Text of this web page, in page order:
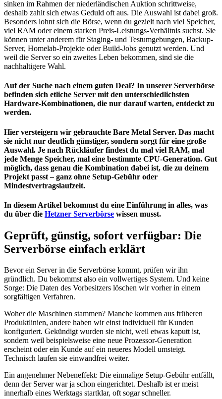
sinken im Rahmen der niederländischen Auktion schrittweise,
deshalb zahlt sich etwas Geduld oft aus. Die Auswahl ist dabei groß.
Besonders lohnt sich die Börse, wenn du gezielt nach viel Speicher,
viel RAM oder einem starken Preis-Leistungs-Verhältnis suchst. Sie
können unter anderem für Staging- und Testumgebungen, Backup-
Server, Homelab-Projekte oder Build-Jobs genutzt werden. Und
weil die Server so ein zweites Leben bekommen, sind sie die
nachhaltigere Wahl.
Auf der Suche nach einem guten Deal? In unserer Serverbörse
befinden sich etliche Server mit den unterschiedlichsten
Hardware-Kombinationen, die nur darauf warten, entdeckt zu
werden.
Hier versteigern wir gebrauchte Bare Metal Server. Das macht
sie nicht nur deutlich günstiger, sondern sorgt für eine große
Auswahl. Je nach Rückläufer findest du mal viel RAM, mal
jede Menge Speicher, mal eine bestimmte CPU-Generation. Gut
möglich, dass genau die Kombination dabei ist, die zu deinem
Projekt passt – ganz ohne Setup-Gebühr oder
Mindestvertragslaufzeit.
In diesem Artikel bekommst du eine Einführung in alles, was
du über die Hetzner Serverbörse wissen musst.
Geprüft, günstig, sofort verfügbar: Die
Serverbörse einfach erklärt
Bevor ein Server in die Serverbörse kommt, prüfen wir ihn
gründlich. Du bekommst also ein vollwertiges System. Und keine
Sorge: Die Daten des Vorbesitzers löschen wir vorher in einem
sorgfältigen Verfahren.
Woher die Maschinen stammen? Manche kommen aus früheren
Produktlinien, andere haben wir einst individuell für Kunden
konfiguriert. Gekündigt wurden sie nicht, weil etwas kaputt ist,
sondern weil beispielsweise eine neue Prozessor-Generation
erscheint oder ein Kunde auf ein neueres Modell umsteigt.
Technisch laufen sie einwandfrei weiter.
Ein angenehmer Nebeneffekt: Die einmalige Setup-Gebühr entfällt,
denn der Server war ja schon eingerichtet. Deshalb ist er meist
innerhalb eines Werktags startklar, oft sogar schneller.